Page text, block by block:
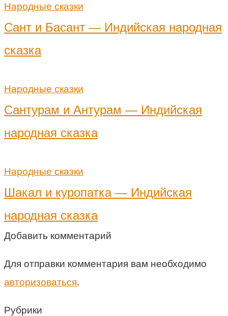
Народные сказки
Сант и Басант — Индийская народная
сказка
Народные сказки
Сантурам и Антурам — Индийская
народная сказка
Народные сказки
Шакал и куропатка — Индийская
народная сказка
Добавить комментарий
Для отправки комментария вам необходимо
авторизоваться.
Рубрики